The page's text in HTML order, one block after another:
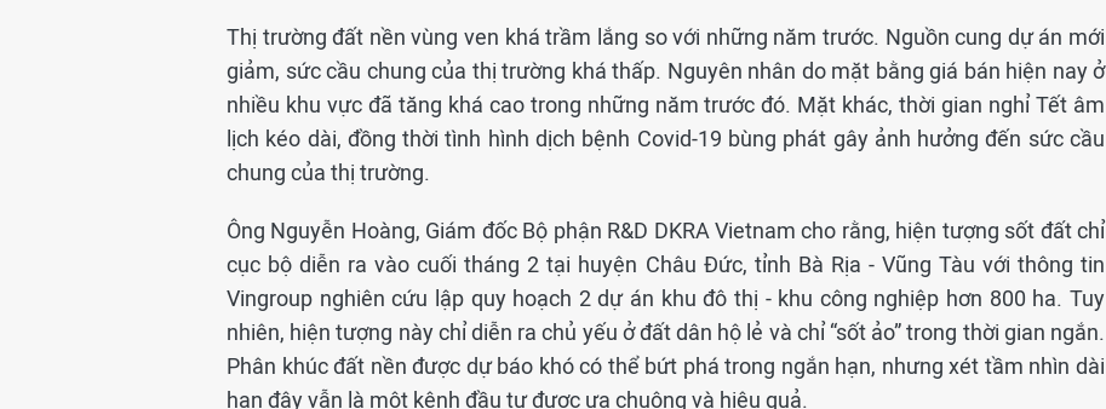
Thị trường đất nền vùng ven khá trầm lắng so với những năm trước. Nguồn cung dự án mới
giảm, sức cầu chung của thị trường khá thấp. Nguyên nhân do mặt bằng giá bán hiện nay ở
nhiều khu vực đã tăng khá cao trong những năm trước đó. Mặt khác, thời gian nghỉ Tết âm
lịch kéo dài, đồng thời tình hình dịch bệnh Covid-19 bùng phát gây ảnh hưởng đến sức cầu
chung của thị trường.
Ông Nguyễn Hoàng, Giám đốc Bộ phận R&D DKRA Vietnam cho rằng, hiện tượng sốt đất chỉ
cục bộ diễn ra vào cuối tháng 2 tại huyện Châu Đức, tỉnh Bà Rịa - Vũng Tàu với thông tin
Vingroup nghiên cứu lập quy hoạch 2 dự án khu đô thị - khu công nghiệp hơn 800 ha. Tuy
nhiên, hiện tượng này chỉ diễn ra chủ yếu ở đất dân hộ lẻ và chỉ “sốt ảo” trong thời gian ngắn.
Phân khúc đất nền được dự báo khó có thể bứt phá trong ngắn hạn, nhưng xét tầm nhìn dài
hạn đây vẫn là một kênh đầu tư được ưa chuộng và hiệu quả.